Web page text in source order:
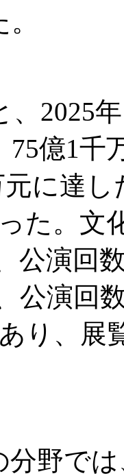
、2025
75億1千
元に達
た。文
公演回
公演回
り、展
分野で